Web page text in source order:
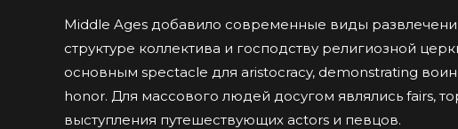
Middle Ages добавило современные виды
структуре коллектива и господству религиозной
основным spectacle для aristocracy, demonstrating
honor. Для массового людей досугом являлись fairs,
выступления путешествующих actors и певцов.